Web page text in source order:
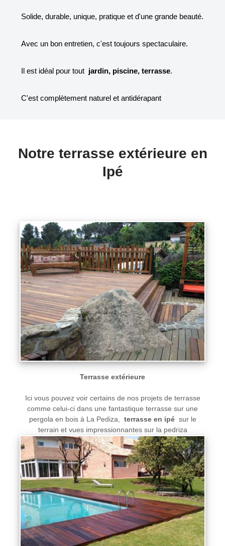
Solide, durable, unique, pratique et d'une grande beauté.
Avec un bon entretien, c'est toujours spectaculaire.
Il est idéal pour tout jardin, piscine, terrasse.
C'est complètement naturel et antidérapant
Notre terrasse extérieure en
Ipé
Terrasse extérieure
Ici vous pouvez voir certains de nos projets de terrasse
comme celui-ci dans une fantastique terrasse sur une
pergola en bois à La Pediza, terrasse en ipésur le
terrain et vues impressionnantes sur la pedriza